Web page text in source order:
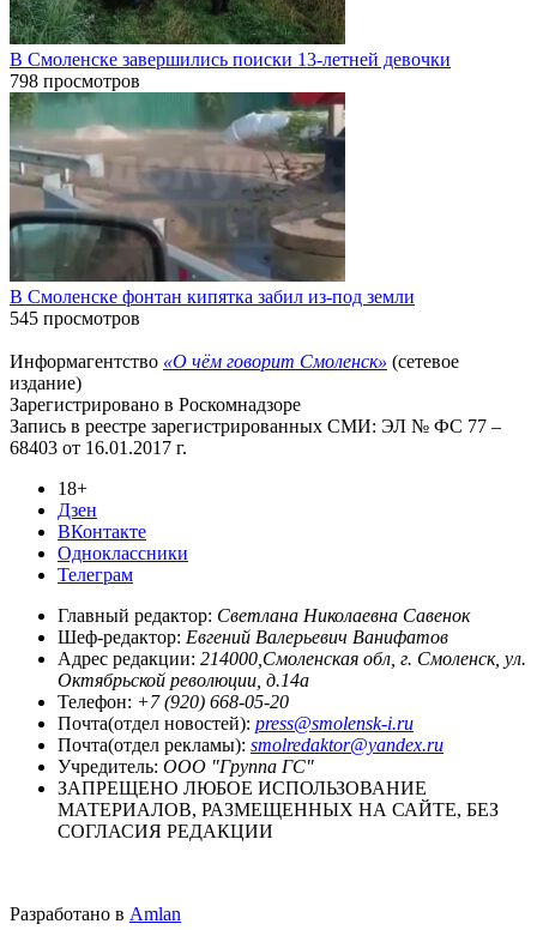
В Смоленске завершились поиски 13-летней девочки
798 просмотров
В Смоленске фонтан кипятка забил из-под земли
545 просмотров
Информагентство «О чём говорит Смоленск» (сетевое
издание)
Зарегистрировано в Роскомнадзоре
Запись в реестре зарегистрированных СМИ: ЭЛ № ФС 77 –
68403 от 16.01.2017 г.
18+
Дзен
ВКонтакте
Одноклассники
Телеграм
Главный редактор: Светлана Николаевна Савенок
Шеф-редактор: Евгений Валерьевич Ванифатов
Адрес редакции: 214000,Смоленская обл, г. Смоленск, ул.
Октябрьской революции, д.14а
Телефон: +7 (920) 668-05-20
Почта(отдел новостей): press@smolensk-i.ru
Почта(отдел рекламы): smolredaktor@yandex.ru
Учредитель: ООО "Группа ГС"
ЗАПРЕЩЕНО ЛЮБОЕ ИСПОЛЬЗОВАНИЕ
МАТЕРИАЛОВ, РАЗМЕЩЕННЫХ НА САЙТЕ, БЕЗ
СОГЛАСИЯ РЕДАКЦИИ
Разработано в Amlan